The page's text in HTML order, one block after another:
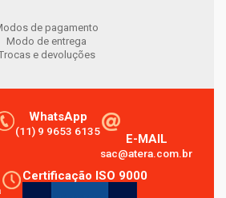
de pagamento
Modo de entrega
e devoluções
WhatsApp
(11) 9 9653 6135
E-MAIL
sac@atera.com.br
Certificação ISO 9000